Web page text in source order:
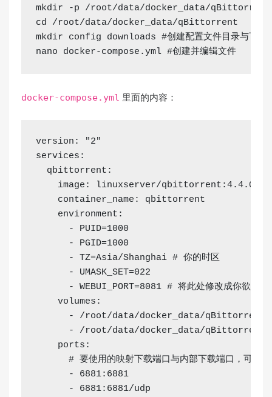
mkdir -p /root/data/docker_data/
cd /root/data/docker_data/qBittorrent
mkdir config downloads #创建配置文件目录与下载
nano docker-compose.yml #创建并编辑文件
docker-compose.yml 里面的内容：
version:
"2"
services:
  qbittorrent:
    image: linuxserver/qbittorrent:4.4.0
    container_name: qbittorrent
    environment:
      - PUID=1000
      - PGID=1000
      - TZ=Asia/Shanghai
# 你的时区
      - UMASK_SET=022
      - WEBUI_PORT=8081
# 将此处修改成你欲使
    volumes:
- /root/data/docker_data/
- /root/data/docker_data/
    ports:
# 要使用的映射下载端口与内部下载端口，可保
      - 6881:6881
      - 6881:6881/udp